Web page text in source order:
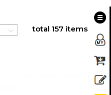
total 157 items